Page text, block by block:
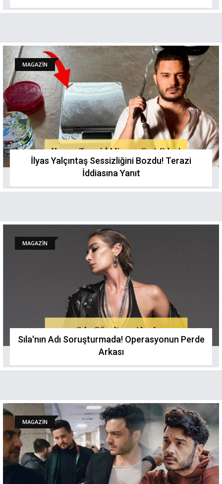
MAGAZİN
İlyas Yalçıntaş Sessizliğini Bozdu! Terazi
İddiasına Yanıt
MAGAZİN
Sıla'nın Adı Soruşturmada! Operasyonun Perde
Arkası
MAGAZİN